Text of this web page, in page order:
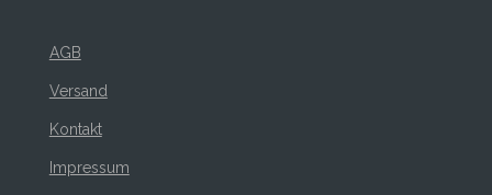
AGB
Versand
Kontakt
Impressum